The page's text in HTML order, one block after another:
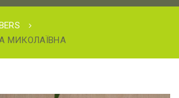
МИКОЛАЇВНА